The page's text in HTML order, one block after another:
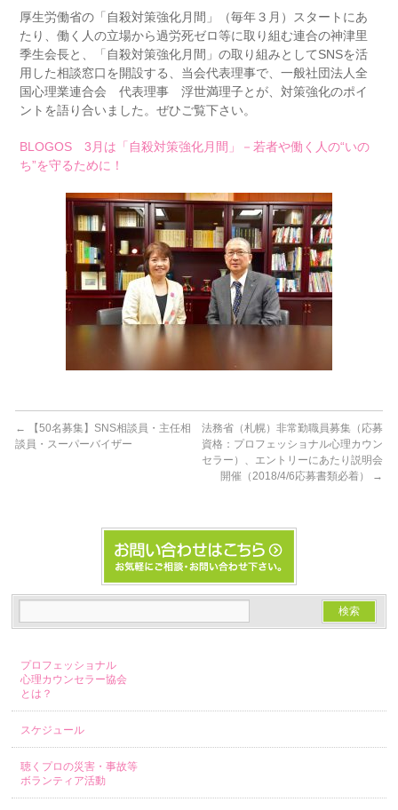
厚生労働省の「自殺対策強化月間」（毎年３月）スタートにあ
たり、働く人の立場から過労死ゼロ等に取り組む連合の神津里
季生会長と、「自殺対策強化月間」の取り組みとしてSNSを活
用した相談窓口を開設する、当会代表理事で、一般社団法人全
国心理業連合会 代表理事 浮世満理子とが、対策強化のポイ
ントを語り合いました。ぜひご覧下さい。
BLOGOS 3月は「自殺対策強化月間」－若者や働く人の“いの
ち”を守るために！
←
【50名募集】SNS相談員・主任相
談員・スーパーバイザー
法務省（札幌）非常勤職員募集（応募
資格：プロフェッショナル心理カウン
セラー）、エントリーにあたり説明会
開催（2018/4/6応募書類必着）
→
プロフェッショナル
心理カウンセラー協会
とは？
スケジュール
聴くプロの災害・事故等
ボランティア活動